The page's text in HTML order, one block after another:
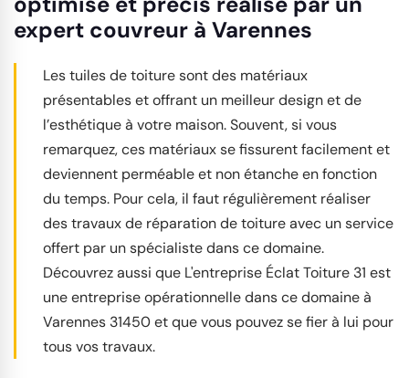
expert couvreur à Varennes
Les tuiles de toiture sont des matériaux
présentables et offrant un meilleur design et de
l’esthétique à votre maison. Souvent, si vous
remarquez, ces matériaux se fissurent facilement et
deviennent perméable et non étanche en fonction
du temps. Pour cela, il faut régulièrement réaliser
des travaux de réparation de toiture avec un service
offert par un spécialiste dans ce domaine.
Découvrez aussi que L'entreprise Éclat Toiture 31 est
une entreprise opérationnelle dans ce domaine à
Varennes 31450 et que vous pouvez se fier à lui pour
tous vos travaux.